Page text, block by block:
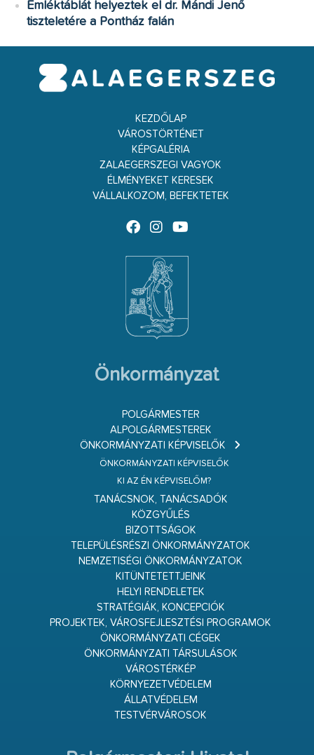
Emléktáblát helyeztek el dr. Mándi Jenő
tiszteletére a Pontház falán
KEZDŐLAP
VÁROSTÖRTÉNET
KÉPGALÉRIA
ZALAEGERSZEGI VAGYOK
ÉLMÉNYEKET KERESEK
VÁLLALKOZOM, BEFEKTETEK
Önkormányzat
POLGÁRMESTER
ALPOLGÁRMESTEREK
ÖNKORMÁNYZATI KÉPVISELŐK
ÖNKORMÁNYZATI KÉPVISELŐK
KI AZ ÉN KÉPVISELŐM?
TANÁCSNOK, TANÁCSADÓK
KÖZGYŰLÉS
BIZOTTSÁGOK
TELEPÜLÉSRÉSZI ÖNKORMÁNYZATOK
NEMZETISÉGI ÖNKORMÁNYZATOK
KITÜNTETETTJEINK
HELYI RENDELETEK
STRATÉGIÁK, KONCEPCIÓK
PROJEKTEK, VÁROSFEJLESZTÉSI PROGRAMOK
ÖNKORMÁNYZATI CÉGEK
ÖNKORMÁNYZATI TÁRSULÁSOK
VÁROSTÉRKÉP
KÖRNYEZETVÉDELEM
ÁLLATVÉDELEM
TESTVÉRVÁROSOK